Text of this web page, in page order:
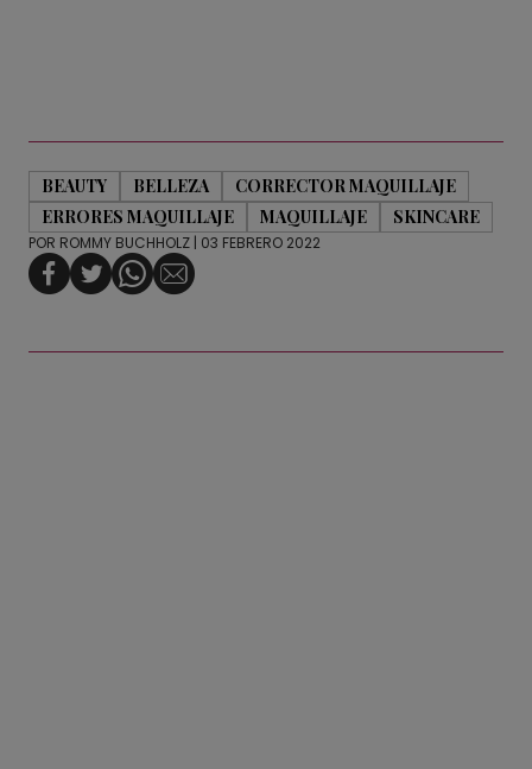
BEAUTY BELLEZA
CORRECTOR MAQUILLAJE
ERRORES MAQUILLAJE
MAQUILLAJE SKINCARE
POR ROMMY BUCHHOLZ | 03 FEBRERO 2022